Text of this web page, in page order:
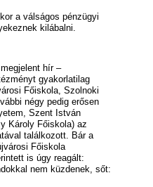
a válságos pénzügyi
kilábalni.
hír –
gyakorlatilag
Főiskola, Szolnoki
négy pedig erősen
Szent István
Károly Főiskola) az
találkozott. Bár a
Főiskola
is úgy reagált:
nem küzdenek, sőt: